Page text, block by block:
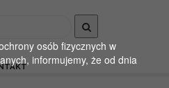
osób fizycznych w
informujemy, że od dnia